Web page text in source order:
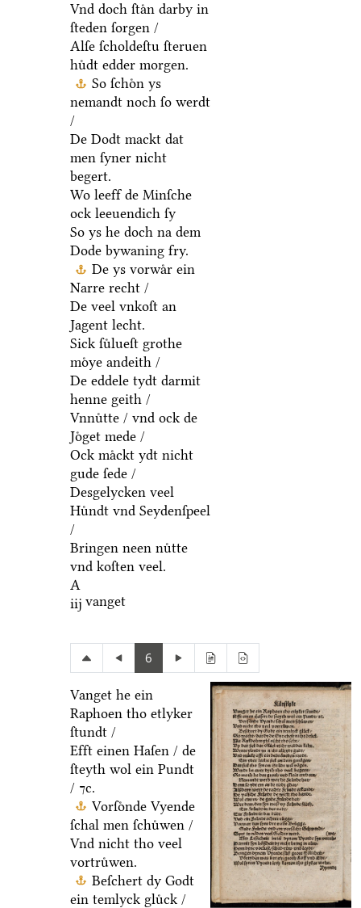
Vnd doch ſtaͤn darby in
ſteden ſorgen /
Alſe ſcholdeſtu ſteruen
huͤdt edder morgen.
So ſchoͤn ys
nemandt noch ſo werdt
/
De Dodt mackt dat
men ſyner nicht
begert.
Wo leeff de Minſche
ock leeuendich ſy
So ys he doch na dem
Dode bywaning fry.
De ys vorwaͤr ein
Narre recht /
De veel vnkoſt an
Jagent lecht.
Sick ſuͤlueſt grothe
moͤye andeith /
De eddele tydt darmit
henne geith /
Vnnuͤtte / vnd ock de
Joͤget mede /
Ock maͤckt ydt nicht
gude ſede /
Desgelycken veel
Huͤndt vnd Seydenſpeel
/
Bringen neen nuͤtte
vnd koſten veel.
A
iij vanget
6
Vanget he ein
Raphoen tho etlyker
ſtundt /
Efft einen Haſen / de
ſteyth wol ein Pundt
/ ⁊c.
Vorſoͤnde Vyende
ſchal men ſchuͤwen /
Vnd nicht tho veel
vortruͤwen.
Beſchert dy Godt
ein temlyck gluͤck /